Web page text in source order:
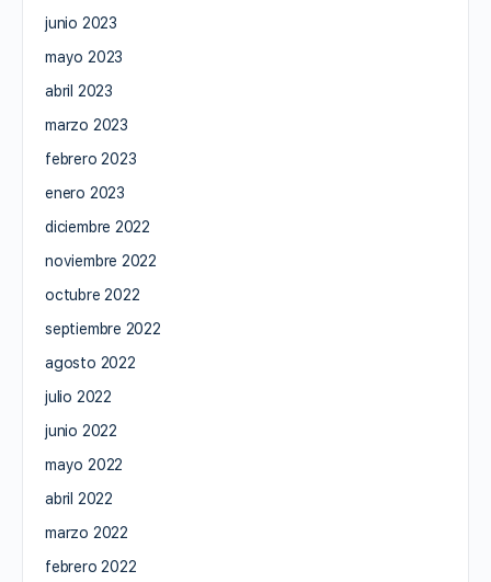
junio 2023
mayo 2023
abril 2023
marzo 2023
febrero 2023
enero 2023
diciembre 2022
noviembre 2022
octubre 2022
septiembre 2022
agosto 2022
julio 2022
junio 2022
mayo 2022
abril 2022
marzo 2022
febrero 2022